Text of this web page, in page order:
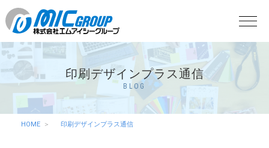
印刷デザインプラス通信
BLOG
HOME 印刷デザインプラス通信